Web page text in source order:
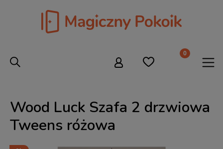
Wood Luck Szafa 2 drzwiowa
Tweens różowa